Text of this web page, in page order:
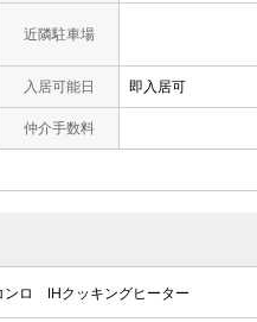
近隣駐車場
入居可能日 即入居可
仲介手数料
ンロ IHクッキングヒーター